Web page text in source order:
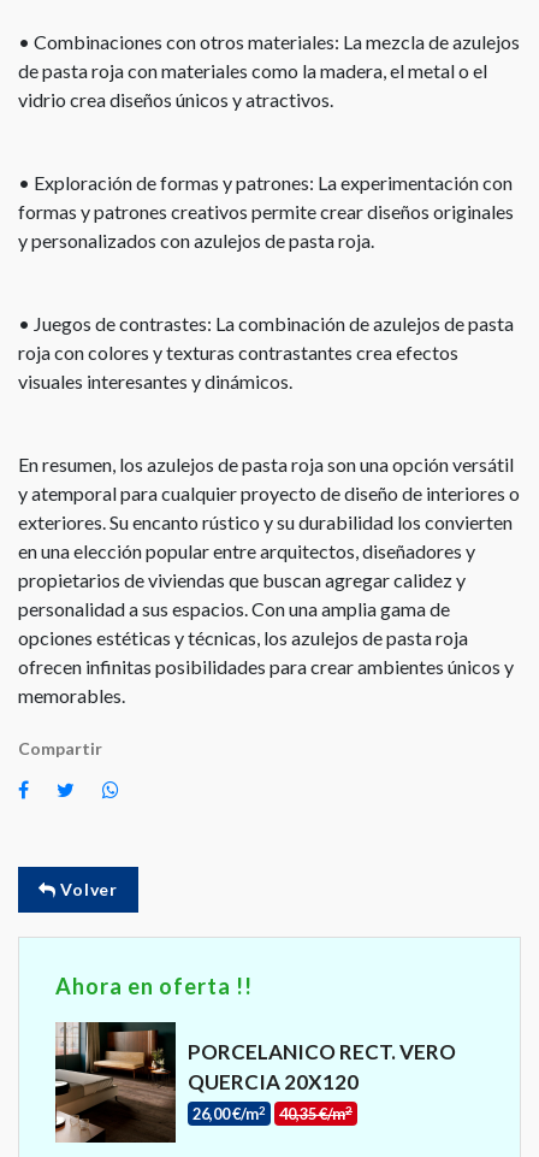
• Combinaciones con otros materiales: La mezcla de azulejos
de pasta roja con materiales como la madera, el metal o el
vidrio crea diseños únicos y atractivos.
• Exploración de formas y patrones: La experimentación con
formas y patrones creativos permite crear diseños originales
y personalizados con azulejos de pasta roja.
• Juegos de contrastes: La combinación de azulejos de pasta
roja con colores y texturas contrastantes crea efectos
visuales interesantes y dinámicos.
En resumen, los azulejos de pasta roja son una opción versátil
y atemporal para cualquier proyecto de diseño de interiores o
exteriores. Su encanto rústico y su durabilidad los convierten
en una elección popular entre arquitectos, diseñadores y
propietarios de viviendas que buscan agregar calidez y
personalidad a sus espacios. Con una amplia gama de
opciones estéticas y técnicas, los azulejos de pasta roja
ofrecen infinitas posibilidades para crear ambientes únicos y
memorables.
Compartir
Volver
Ahora en oferta !!
PORCELANICO RECT. VERO
QUERCIA 20X120
26,00 €/m2 40,35 €/m2